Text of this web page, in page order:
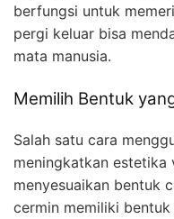
berfungsi untuk
pergi keluar bisa
mata manusia.
Memilih Bentuk
Salah satu cara
meningkatkan estetika
menyesuaikan bentuk
cermin memiliki